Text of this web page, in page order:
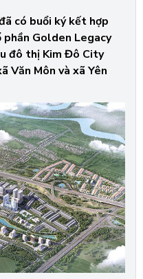
có buổi ký kết hợp
phần Golden Legacy
đô thị Kim Đô City
Văn Môn và xã Yên